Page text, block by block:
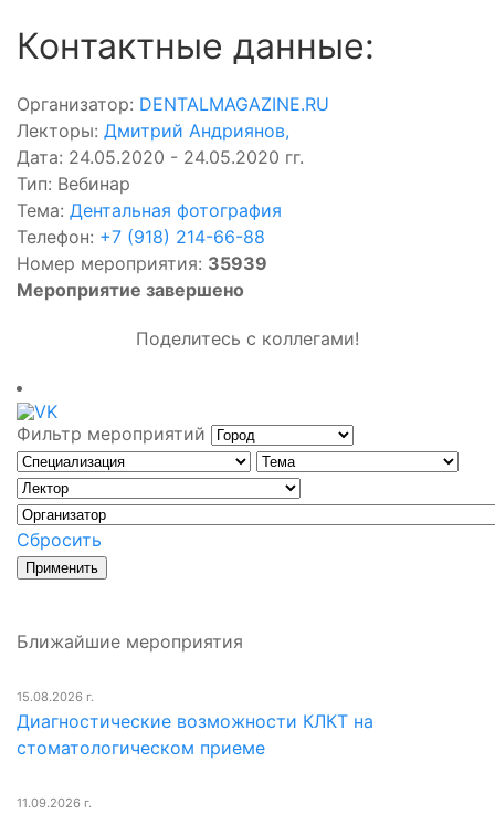
Контактные данные:
Организатор: DENTALMAGAZINE.RU
Лекторы: Дмитрий Андриянов,
Дата: 24.05.2020 - 24.05.2020 гг.
Тип: Вебинар
Тема: Дентальная фотография
Телефон: +7 (918) 214-66-88
Номер мероприятия: 35939
Мероприятие завершено
Поделитесь с коллегами!
Фильтр мероприятий
Сбросить
Ближайшие мероприятия
15.08.2026 г.
Диагностические возможности КЛКТ на
стоматологическом приеме
11.09.2026 г.